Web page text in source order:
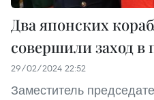
Два японских
совершили заход в
29/02/2024 22:52
Заместитель